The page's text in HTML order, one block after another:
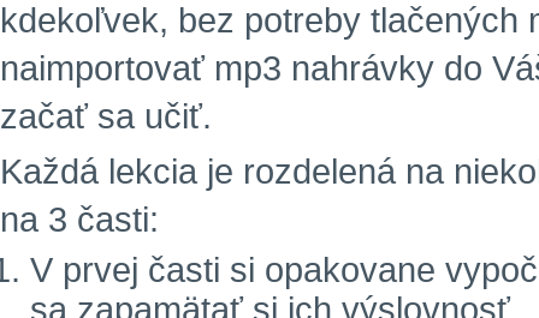
kdekoľvek, bez potreby tlačených
naimportovať mp3 nahrávky do
začať sa učiť.
Každá lekcia je rozdelená na
na 3 časti:
V prvej časti si opakovane
sa zapamätať si ich výslovnosť.